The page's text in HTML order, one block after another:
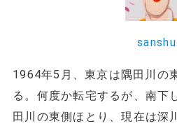
sanshu
1964年5月、東京は隅田川の
る。何度か転宅するが、南下
田川の東側ほとり、現在は深